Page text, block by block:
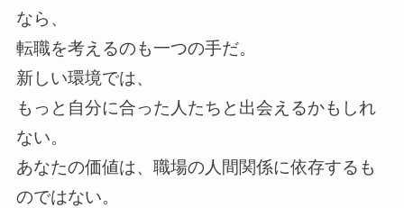
なら、
転職を考えるのも一つの手だ。
新しい環境では、
もっと自分に合った人たちと出会えるかもしれ
ない。
あなたの価値は、職場の人間関係に依存するも
のではない。